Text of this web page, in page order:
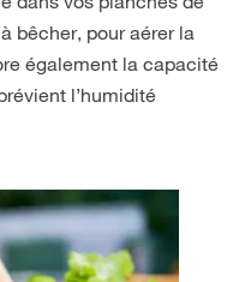
bêcher, pour aérer la
également la capacité
l’humidité